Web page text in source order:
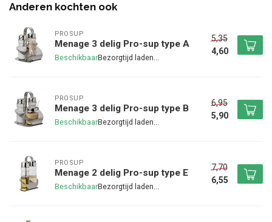
Anderen kochten ook
PROSUP
Menage 3 delig Pro-sup type A
Beschikbaar
5,35
4,60
PROSUP
Menage 3 delig Pro-sup type B
Beschikbaar
6,95
5,90
PROSUP
Menage 2 delig Pro-sup type E
Beschikbaar
7,70
6,55